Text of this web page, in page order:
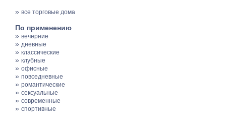
» все торговые дома
По применению
» вечерние
» дневные
» классические
» клубные
» офисные
» повседневные
» романтические
» сексуальные
» современные
» спортивные